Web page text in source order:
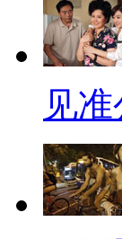
时间
分钟而
再来
年前
谈到
见